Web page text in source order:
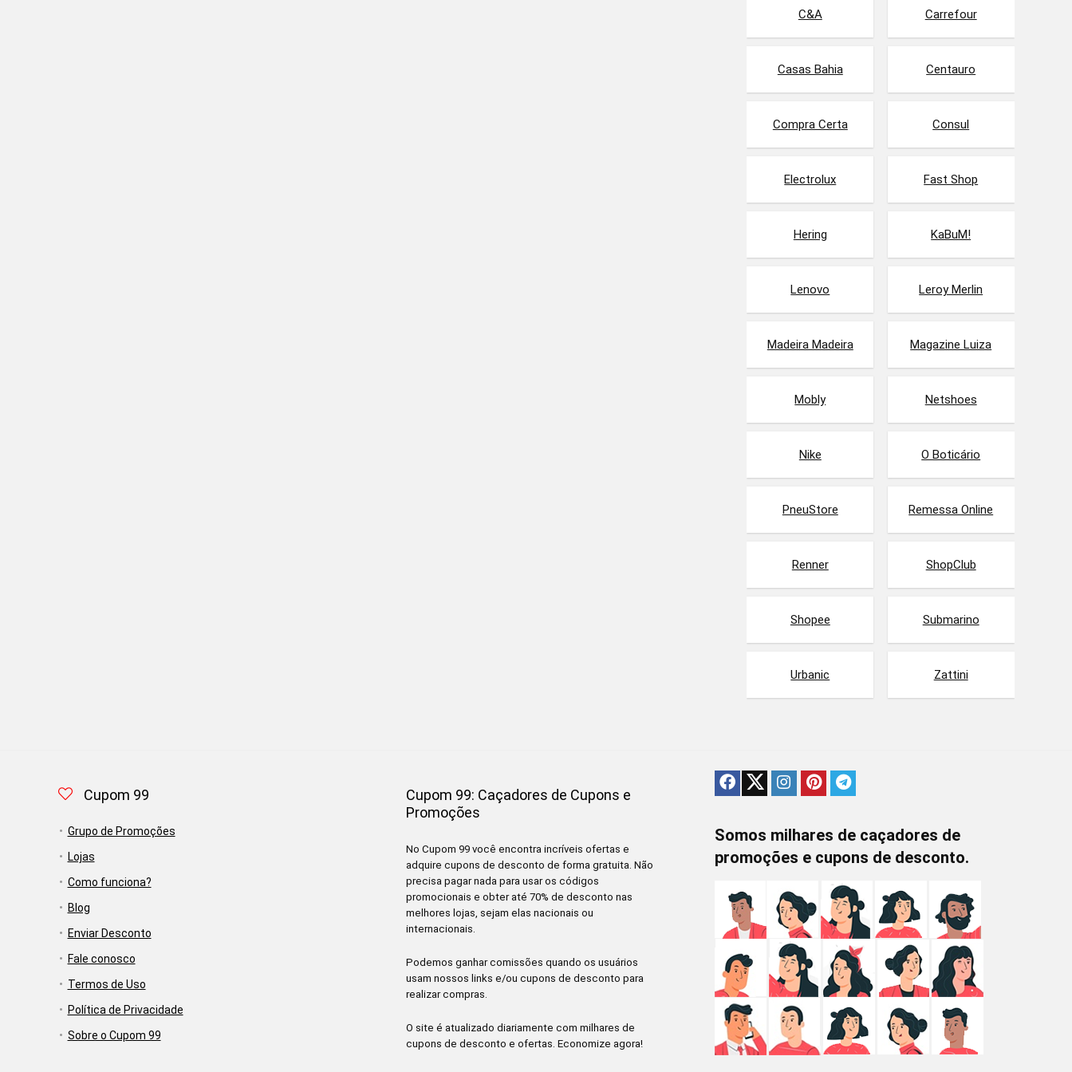
C&A Carrefour
Casas Bahia Centauro
Compra Certa Consul
Electrolux Fast Shop
Hering KaBuM!
Lenovo Leroy Merlin
Madeira Madeira Magazine Luiza
Mobly Netshoes
Nike O Boticário
PneuStore Remessa Online
Renner ShopClub
Shopee Submarino
Urbanic Zattini
Cupom 99
Grupo de Promoções
Lojas
Como funciona?
Blog
Enviar Desconto
Fale conosco
Termos de Uso
Política de Privacidade
Sobre o Cupom 99
Cupom 99: Caçadores de Cupons e
Promoções
No Cupom 99 você encontra incríveis ofertas e
adquire cupons de desconto de forma gratuita. Não
precisa pagar nada para usar os códigos
promocionais e obter até 70% de desconto nas
melhores lojas, sejam elas nacionais ou
internacionais.
Podemos ganhar comissões quando os usuários
usam nossos links e/ou cupons de desconto para
realizar compras.
O site é atualizado diariamente com milhares de
cupons de desconto e ofertas. Economize agora!
Somos milhares de caçadores de
promoções e cupons de desconto.